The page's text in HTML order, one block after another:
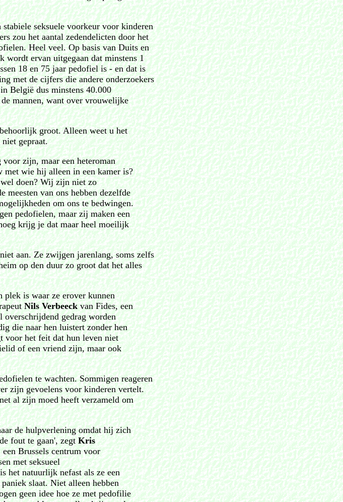
seksuele voorkeur voor kinderen
zou het aantal zedendelicten door het
Heel veel. Op basis van Duits en
wordt ervan uitgegaan dat minstens 1
18 en 75 jaar pedofiel is - en dat is
met de cijfers die andere onderzoekers
België dus minstens 40.000
mannen, want over vrouwelijke
groot. Alleen weet u het
gepraat.
zijn, maar een heteroman
wie hij alleen in een kamer is?
doen? Wij zijn niet zo
meesten van ons hebben dezelfde
om ons te bedwingen.
pedofielen, maar zij maken een
krijg je dat maar heel moeilijk
aan. Ze zwijgen jarenlang, soms zelfs
op den duur zo groot dat het alles
plek is waar ze erover kunnen
Nils Verbeeckvan Fides, een
overschrijdend gedrag worden
die naar hen luistert zonder hen
voor het feit dat hun leven niet
of een vriend zijn, maar ook
te wachten. Sommigen reageren
zijn gevoelens voor kinderen vertelt.
al zijn moed heeft verzameld om
de hulpverlening omdat hij zich
fout te gaan', zegtKris
Brussels centrum voor
met seksueel
het natuurlijk nefast als ze een
slaat. Niet alleen hebben
geen idee hoe ze met pedofilie